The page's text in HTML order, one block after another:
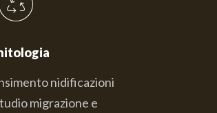
nidificazioni
migrazione e